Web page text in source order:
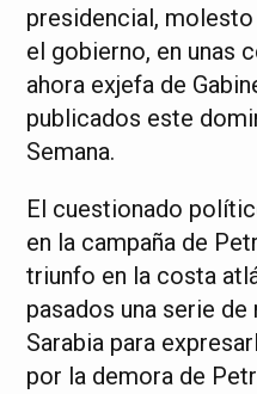
presidencial,
el gobierno, en unas
ahora exjefa de
publicados este
Semana.
El cuestionado
en la campaña de
triunfo en la costa
pasados una serie
Sarabia para
por la demora de